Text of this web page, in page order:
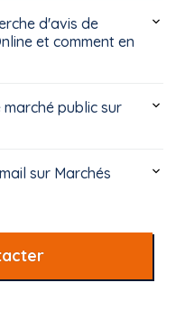
d'avis de
et comment en
public sur
sur Marchés